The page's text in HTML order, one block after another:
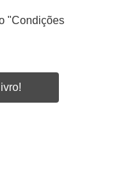
"Condições